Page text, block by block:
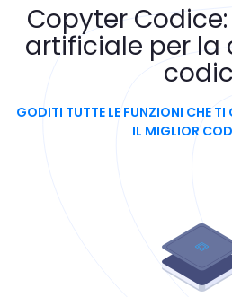
Copyter
artificiale per la
GODITI TUTTE LE FUNZIONI CHE
IL MIGLIOR